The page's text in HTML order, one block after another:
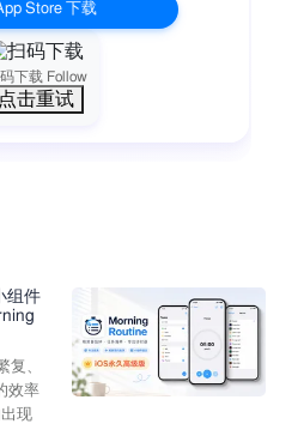
下载 Follow
点击重试
Store 下载
组件
复、
效率
现